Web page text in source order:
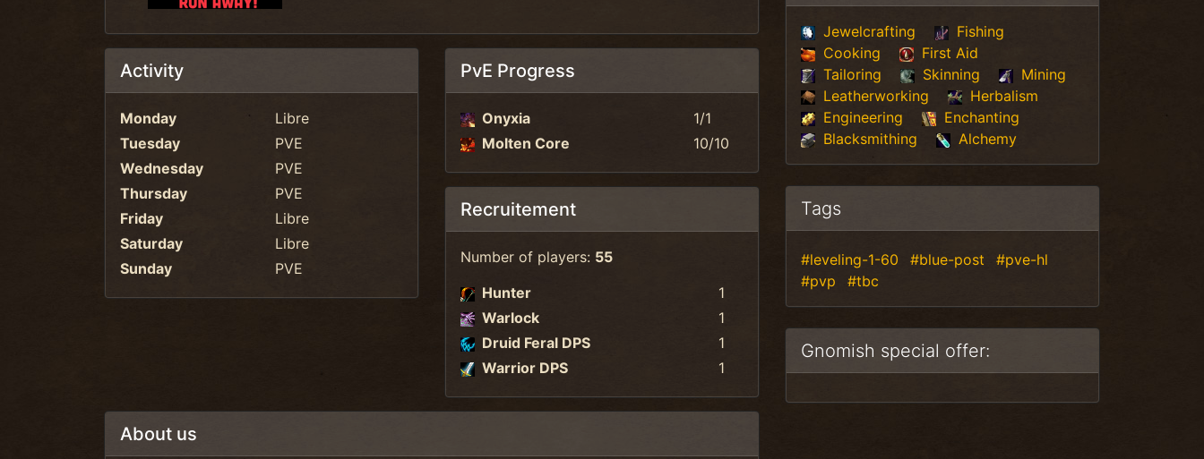
Activity
Monday
Libre
Tuesday
PVE
Wednesday
PVE
Thursday
PVE
Friday
Libre
Saturday
Libre
Sunday
PVE
PvE Progress
Onyxia
1/1
Molten Core
10/10
Recruitement
Number of players: 55
Hunter
1
Warlock
1
Druid Feral DPS
1
Warrior DPS
1
About us
Jewelcrafting
Fishing
Cooking
First Aid
Tailoring
Skinning
Mining
Leatherworking
Herbalism
Engineering
Enchanting
Blacksmithing
Alchemy
Tags
#leveling-1-60 #blue-post
#pve-hl
#pvp
#tbc
Gnomish special offer: